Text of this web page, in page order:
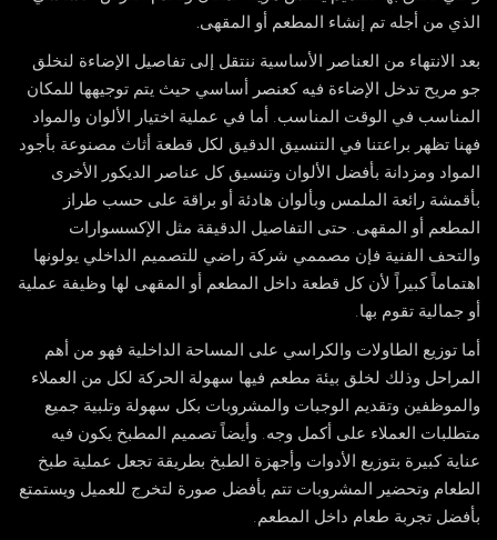
الذي من أجله تم إنشاء المطعم أو المقهى.
بعد الانتهاء من العناصر الأساسية ننتقل إلى تفاصيل الإضاءة لنخلق
جو مريح تدخل الإضاءة فيه كعنصر أساسي حيث يتم توجيهها للمكان
المناسب في الوقت المناسب. أما في عملية اختيار الألوان والمواد
فهنا تظهر براعتنا في التنسيق الدقيق لكل قطعة أثاث مصنوعة بأجود
المواد ومزدانة بأفضل الألوان وتنسيق كل عناصر الديكور الأخرى
بأقمشة رائعة الملمس وبألوان هادئة أو براقة على حسب طراز
المطعم أو المقهى. حتى التفاصيل الدقيقة مثل الإكسسوارات
والتحف الفنية فإن مصممي شركة راضي للتصميم الداخلي يولونها
اهتماماً كبيراً لأن كل قطعة داخل المطعم أو المقهى لها وظيفة عملية
أو جمالية تقوم بها.
أما توزيع الطاولات والكراسي على المساحة الداخلية فهو من أهم
المراحل وذلك لخلق بيئة مطعم فيها سهولة الحركة لكل من العملاء
والموظفين وتقديم الوجبات والمشروبات بكل سهولة وتلبية جميع
متطلبات العملاء على أكمل وجه. وأيضاً تصميم المطبخ يكون فيه
عناية كبيرة بتوزيع الأدوات وأجهزة الطبخ بطريقة تجعل عملية طبخ
الطعام وتحضير المشروبات تتم بأفضل صورة لتخرج للعميل ويستمتع
بأفضل تجربة طعام داخل المطعم.